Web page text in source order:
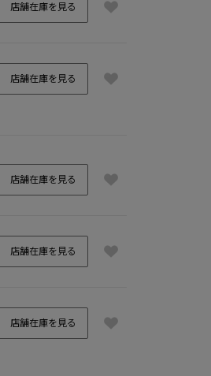
店舗在庫を見る
店舗在庫を見る
店舗在庫を見る
店舗在庫を見る
店舗在庫を見る